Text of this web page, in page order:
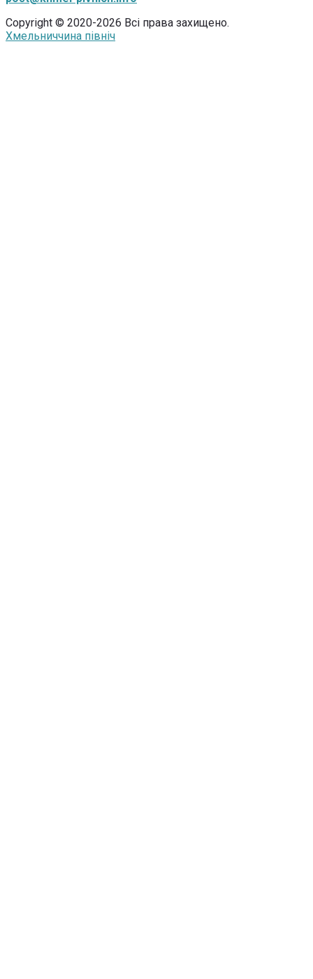
Copyright © 2020-2026 Всі права захищено.
Хмельниччина північ